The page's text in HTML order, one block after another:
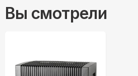
Вы смотрели